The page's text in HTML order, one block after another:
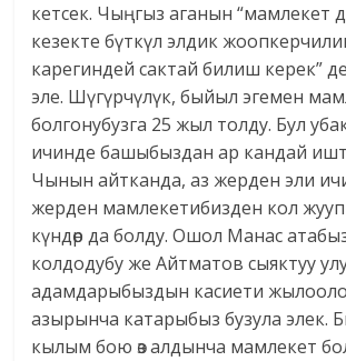
кетсек. Чыңгыз аганын “мамлекет
кезекте бүткүл элдик
карегиндей сактай билиш керек”
эле. Шүгүрчүлүк, быйыл эгемен
болгонубузга 25 жыл толду. Бул
ичинде башыбыздан ар кандай
Чынын айтканда, аз жерден эли
жерден мамлекетибизден кол жууп
күндөр да болду. Ошол Манас
колдодубу же Айтматов сыяктуу
адамдарыбыздын касиети
азырынча катарыбыз бузула элек.
кылым бою өз алдынча мамлекет